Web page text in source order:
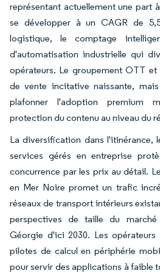
représentant actuellement une part
se développer à un CAGR de
logistique, le comptage
d'automatisation industrielle qui
opérateurs. Le groupement OTT et
de vente incitative naissante,
plafonner l'adoption premium
protection du contenu au niveau du
La diversification dans l'itinérance,
services gérés en entreprise
concurrence par les prix au détail.
en Mer Noire promet un trafic
réseaux de transport intérieurs
perspectives de taille du
Géorgie d'ici 2030. Les opérateurs
pilotes de calcul en périphérie
pour servir des applications à faible